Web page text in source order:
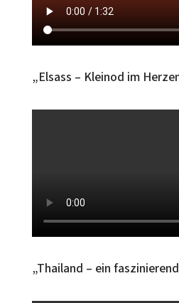
„Elsass – Kleinod im
„Thailand – ein